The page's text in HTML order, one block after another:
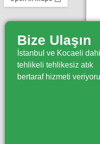
Bize Ulaşın
İstanbul ve Kocaeli
tehlikeli tehlikesiz atık
bertaraf hizmeti